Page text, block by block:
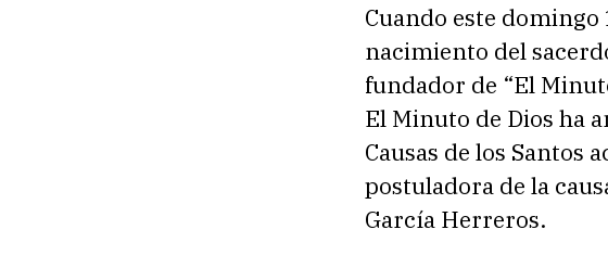
Cuando este
nacimiento del
fundador de “El
El Minuto de Dios ha
Causas de los Santos
postuladora de la
García Herreros.